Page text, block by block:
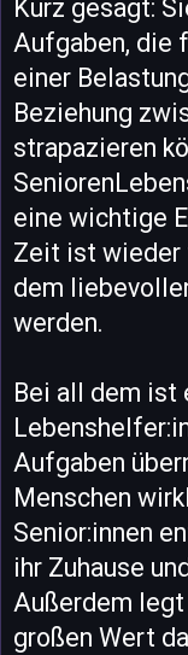
Kurz gesagt:
Aufgaben, die
einer
Beziehung
strapazieren
eine wichtige
Zeit ist wieder
dem
werden.
Bei all dem ist
Aufgaben
Menschen
Senior:innen
ihr Zuhause
Außerdem
großen Wert